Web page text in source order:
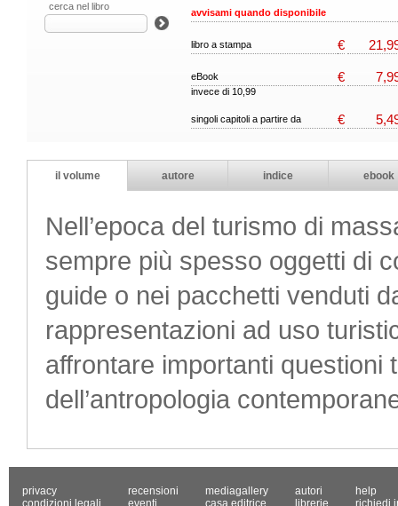
cerca nel libro
avvisami quando disponibile
libro a stampa €
eBook €
invece di 10,99
singoli capitoli a partire da €
il volume autore indice ebook
Nell’epoca del turismo di
sempre più spesso oggetti di
guide o nei pacchetti venduti
rappresentazioni ad uso
affrontare importanti questioni
dell’antropologia
privacy
condizioni legali
recensioni
eventi
mediagallery
casa editrice
autori
librerie
help
richiedi